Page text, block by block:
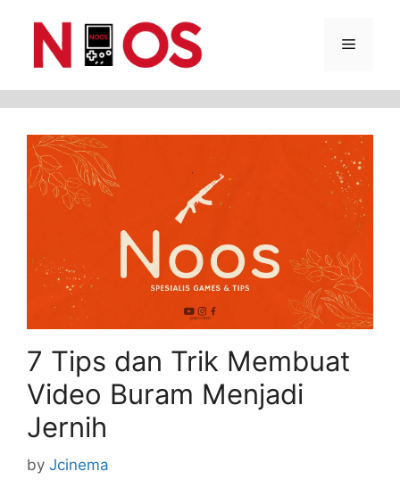
Menu
7 Tips dan Trik Membuat
Video Buram Menjadi
Jernih
by Jcinema